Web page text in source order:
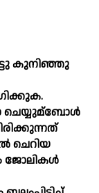
കുനിഞ്ഞു
ചെയ്യുമ്ബോള്‍
ചെറിയ
ജോലികള്‍